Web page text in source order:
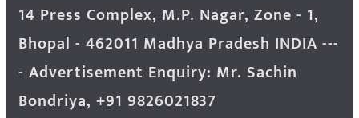
14 Press Complex, M.P. Nagar, Zone - 1,
Bhopal - 462011 Madhya Pradesh INDIA ---
- Advertisement Enquiry: Mr. Sachin
Bondriya, +91 9826021837